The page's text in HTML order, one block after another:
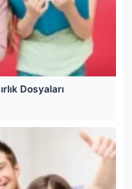
Dosyaları